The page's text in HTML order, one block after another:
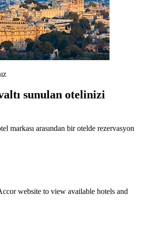
sunulan otelinizi
markası arasından bir otelde rezervasyon
website to view available hotels and